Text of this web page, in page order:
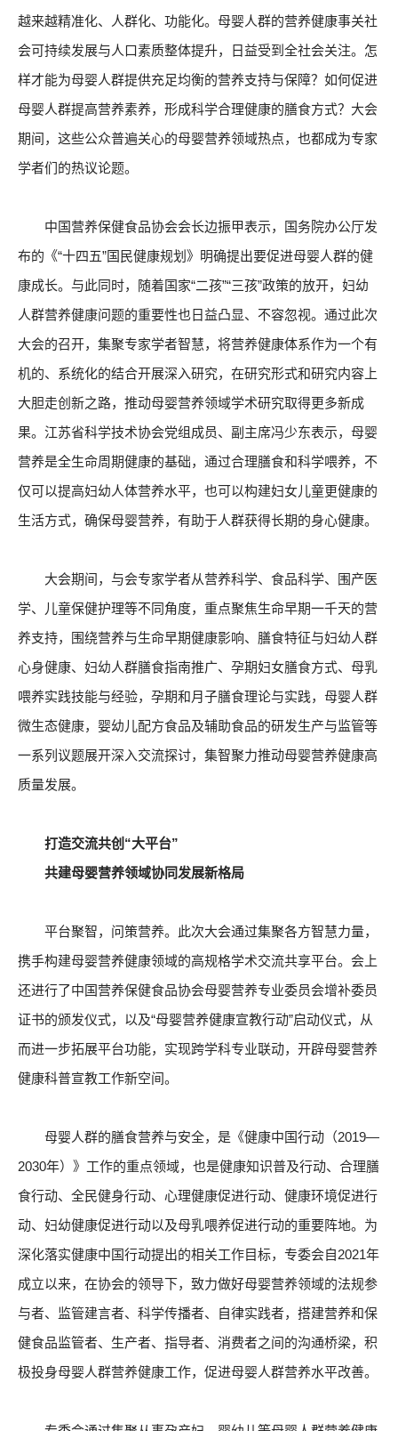
越来越精准化、人群化、功能化。母婴人群的营养健康事关社
会可持续发展与人口素质整体提升，日益受到全社会关注。怎
样才能为母婴人群提供充足均衡的营养支持与保障？如何促进
母婴人群提高营养素养，形成科学合理健康的膳食方式？大会
期间，这些公众普遍关心的母婴营养领域热点，也都成为专家
学者们的热议论题。
中国营养保健食品协会会长边振甲表示，国务院办公厅发
布的《“十四五”国民健康规划》明确提出要促进母婴人群的健
康成长。与此同时，随着国家“二孩”“三孩”政策的放开，妇幼
人群营养健康问题的重要性也日益凸显、不容忽视。通过此次
大会的召开，集聚专家学者智慧，将营养健康体系作为一个有
机的、系统化的结合开展深入研究，在研究形式和研究内容上
大胆走创新之路，推动母婴营养领域学术研究取得更多新成
果。江苏省科学技术协会党组成员、副主席冯少东表示，母婴
营养是全生命周期健康的基础，通过合理膳食和科学喂养，不
仅可以提高妇幼人体营养水平，也可以构建妇女儿童更健康的
生活方式，确保母婴营养，有助于人群获得长期的身心健康。
大会期间，与会专家学者从营养科学、食品科学、围产医
学、儿童保健护理等不同角度，重点聚焦生命早期一千天的营
养支持，围绕营养与生命早期健康影响、膳食特征与妇幼人群
心身健康、妇幼人群膳食指南推广、孕期妇女膳食方式、母乳
喂养实践技能与经验，孕期和月子膳食理论与实践，母婴人群
微生态健康，婴幼儿配方食品及辅助食品的研发生产与监管等
一系列议题展开深入交流探讨，集智聚力推动母婴营养健康高
质量发展。
打造交流共创“大平台”
共建母婴营养领域协同发展新格局
平台聚智，问策营养。此次大会通过集聚各方智慧力量，
携手构建母婴营养健康领域的高规格学术交流共享平台。会上
还进行了中国营养保健食品协会母婴营养专业委员会增补委员
证书的颁发仪式，以及“母婴营养健康宣教行动”启动仪式，从
而进一步拓展平台功能，实现跨学科专业联动，开辟母婴营养
健康科普宣教工作新空间。
母婴人群的膳食营养与安全，是《健康中国行动（2019—
2030年）》工作的重点领域，也是健康知识普及行动、合理膳
食行动、全民健身行动、心理健康促进行动、健康环境促进行
动、妇幼健康促进行动以及母乳喂养促进行动的重要阵地。为
深化落实健康中国行动提出的相关工作目标，专委会自2021年
成立以来，在协会的领导下，致力做好母婴营养领域的法规参
与者、监管建言者、科学传播者、自律实践者，搭建营养和保
健食品监管者、生产者、指导者、消费者之间的沟通桥梁，积
极投身母婴人群营养健康工作，促进母婴人群营养水平改善。